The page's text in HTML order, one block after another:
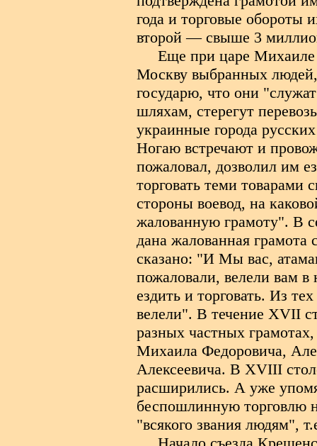
года и торговые
второй — свыше 3
Еще при царе Михаиле
Москву выбранных
государю, что они
шляхам, стерегут
украинные города
Ногаю встречают и
пожаловал, дозволил им
торговать теми товарами
стороны воевод, на
жалованную грамоту". В
дана жалованная грамота
сказано: "И Мы вас,
пожаловали, велели вам
ездить и торговать. Из
велели". В течение XVII
разных частных
Михаила Федоровича,
Алексеевича. В XVIII
расширились. А уже
беспошлинную торговлю
"всякого звания людям",